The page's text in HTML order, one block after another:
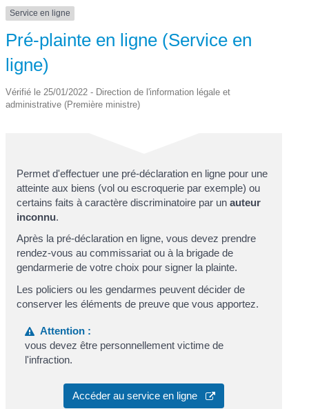
Service en ligne
Pré-plainte en ligne (Service en
ligne)
Vérifié le 25/01/2022 - Direction de l'information légale et
administrative (Première ministre)
Permet d'effectuer une pré-déclaration en ligne pour une
atteinte aux biens (vol ou escroquerie par exemple) ou
certains faits à caractère discriminatoire par unauteur
inconnu.
Après la pré-déclaration en ligne, vous devez prendre
rendez-vous au commissariat ou à la brigade de
gendarmerie de votre choix pour signer la plainte.
Les policiers ou les gendarmes peuvent décider de
conserver les éléments de preuve que vous apportez.
Attention :
vous devez être personnellement victime de
l'infraction.
Accéder au service en ligne